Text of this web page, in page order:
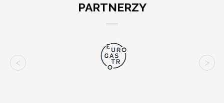
PARTNERZY